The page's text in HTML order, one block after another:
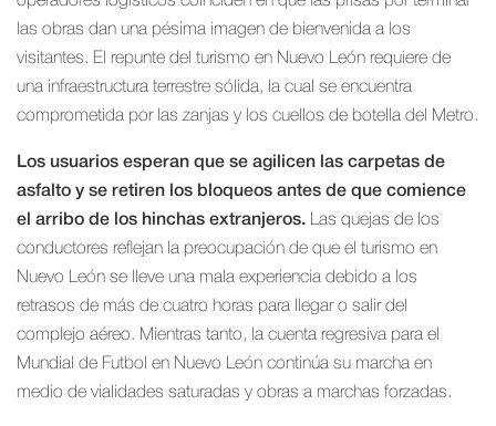
las obras dan una pésima imagen de bienvenida a los
visitantes. El repunte del turismo en Nuevo León requiere de
una infraestructura terrestre sólida, la cual se encuentra
comprometida por las zanjas y los cuellos de botella del Metro.
Los usuarios esperan que se agilicen las carpetas de
asfalto y se retiren los bloqueos antes de que comience
el arribo de los hinchas extranjeros. Las quejas de los
conductores reflejan la preocupación de que el turismo en
Nuevo León se lleve una mala experiencia debido a los
retrasos de más de cuatro horas para llegar o salir del
complejo aéreo. Mientras tanto, la cuenta regresiva para el
Mundial de Futbol en Nuevo León continúa su marcha en
medio de vialidades saturadas y obras a marchas forzadas.